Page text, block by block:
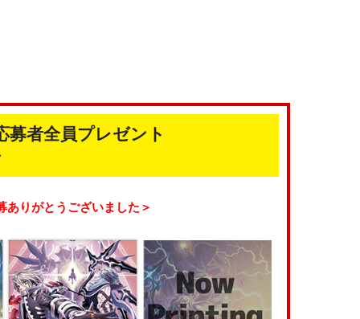
者全員プレゼント
りがとうございました＞